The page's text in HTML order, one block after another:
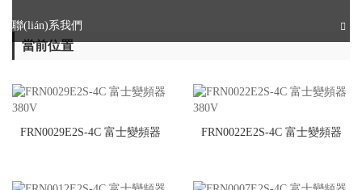
聯(lián)系我們
當前位置
FRN0029E2S-4C 富士變頻器 FRN0022E2S-4C 富士變頻器